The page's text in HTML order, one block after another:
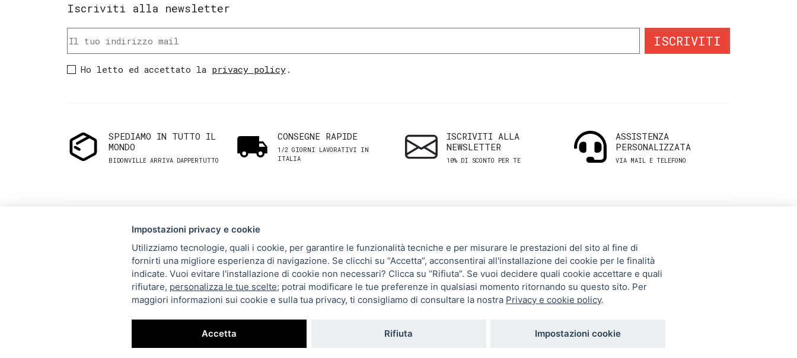
Iscriviti alla newsletter
ISCRIVITI
Ho letto ed accettato la privacy policy.
SPEDIAMO IN TUTTO IL
MONDO
BIDONVILLE ARRIVA DAPPERTUTTO
CONSEGNE RAPIDE
1/2 GIORNI LAVORATIVI IN
ITALIA
ISCRIVITI ALLA
NEWSLETTER
10% DI SCONTO PER TE
ASSISTENZA
PERSONALIZZATA
VIA MAIL E TELEFONO
Via Melo 224/a, Bari, Italy,
+39 080 990 5699
P.IVA: 05921860721
Uomo
Donna
Brand
Tutti i prodotti
CLIENTI
Termini e Condizioni
Spedizioni e resi
Privacy Policy
UTILI
Storia
Gift Card
Impostazioni privacy e cookie
Utilizziamo tecnologie, quali i cookie, per garantire le funzionalità tecniche e per misurare le prestazioni del sito al fine di
fornirti una migliore esperienza di navigazione. Se clicchi su “Accetta”, acconsentirai all'installazione dei cookie per le finalità
indicate. Vuoi evitare l'installazione di cookie non necessari? Clicca su “Rifiuta”. Se vuoi decidere quali cookie accettare e quali
rifiutare, personalizza le tue scelte; potrai modificare le tue preferenze in qualsiasi momento ritornando su questo sito. Per
maggiori informazioni sui cookie e sulla tua privacy, ti consigliamo di consultare la nostra Privacy e cookie policy.
Accetta Rifiuta Impostazioni cookie